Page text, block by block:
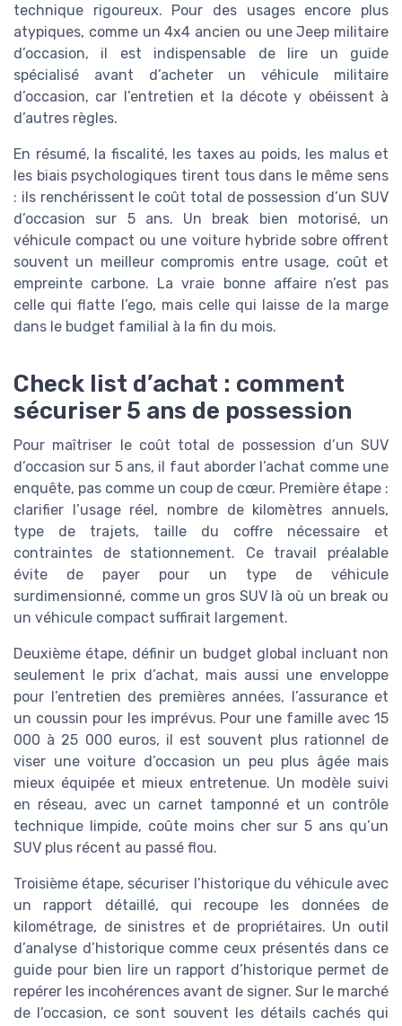
technique rigoureux. Pour des usages encore plus
atypiques, comme un 4x4 ancien ou une Jeep militaire
d’occasion, il est indispensable de lire un guide
spécialisé avant d’acheter un véhicule militaire
d’occasion, car l’entretien et la décote y obéissent à
d’autres règles.
En résumé, la fiscalité, les taxes au poids, les malus et
les biais psychologiques tirent tous dans le même sens
: ils renchérissent le coût total de possession d’un SUV
d’occasion sur 5 ans. Un break bien motorisé, un
véhicule compact ou une voiture hybride sobre offrent
souvent un meilleur compromis entre usage, coût et
empreinte carbone. La vraie bonne affaire n’est pas
celle qui flatte l’ego, mais celle qui laisse de la marge
dans le budget familial à la fin du mois.
Check list d’achat : comment
sécuriser 5 ans de possession
Pour maîtriser le coût total de possession d’un SUV
d’occasion sur 5 ans, il faut aborder l’achat comme une
enquête, pas comme un coup de cœur. Première étape :
clarifier l’usage réel, nombre de kilomètres annuels,
type de trajets, taille du coffre nécessaire et
contraintes de stationnement. Ce travail préalable
évite de payer pour un type de véhicule
surdimensionné, comme un gros SUV là où un break ou
un véhicule compact suffirait largement.
Deuxième étape, définir un budget global incluant non
seulement le prix d’achat, mais aussi une enveloppe
pour l’entretien des premières années, l’assurance et
un coussin pour les imprévus. Pour une famille avec 15
000 à 25 000 euros, il est souvent plus rationnel de
viser une voiture d’occasion un peu plus âgée mais
mieux équipée et mieux entretenue. Un modèle suivi
en réseau, avec un carnet tamponné et un contrôle
technique limpide, coûte moins cher sur 5 ans qu’un
SUV plus récent au passé flou.
Troisième étape, sécuriser l’historique du véhicule avec
un rapport détaillé, qui recoupe les données de
kilométrage, de sinistres et de propriétaires. Un outil
d’analyse d’historique comme ceux présentés dans ce
guide pour bien lire un rapport d’historique permet de
repérer les incohérences avant de signer. Sur le marché
de l’occasion, ce sont souvent les détails cachés qui